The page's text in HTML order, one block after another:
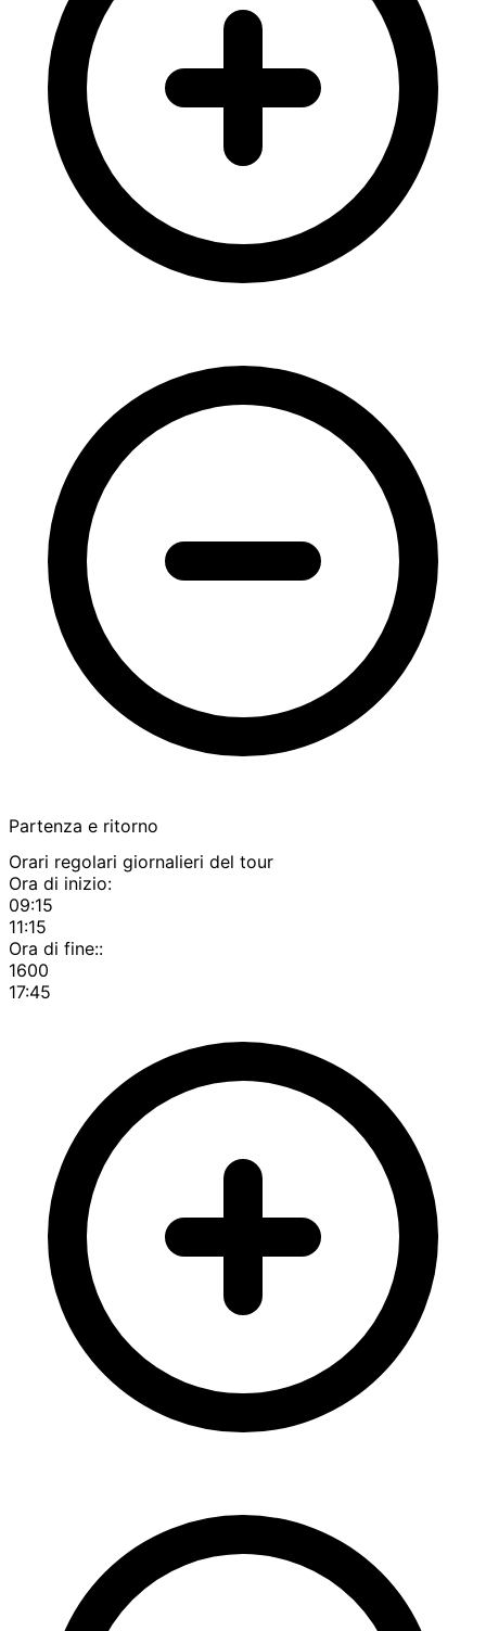
Partenza e ritorno
Orari regolari giornalieri del tour
Ora di inizio:
09:15
11:15
Ora di fine::
1600
17:45